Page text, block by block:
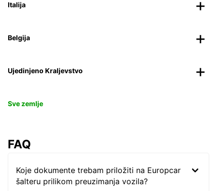
Italija
Belgija
Ujedinjeno Kraljevstvo
Sve zemlje
FAQ
Koje dokumente trebam priložiti na Europcar
šalteru prilikom preuzimanja vozila?